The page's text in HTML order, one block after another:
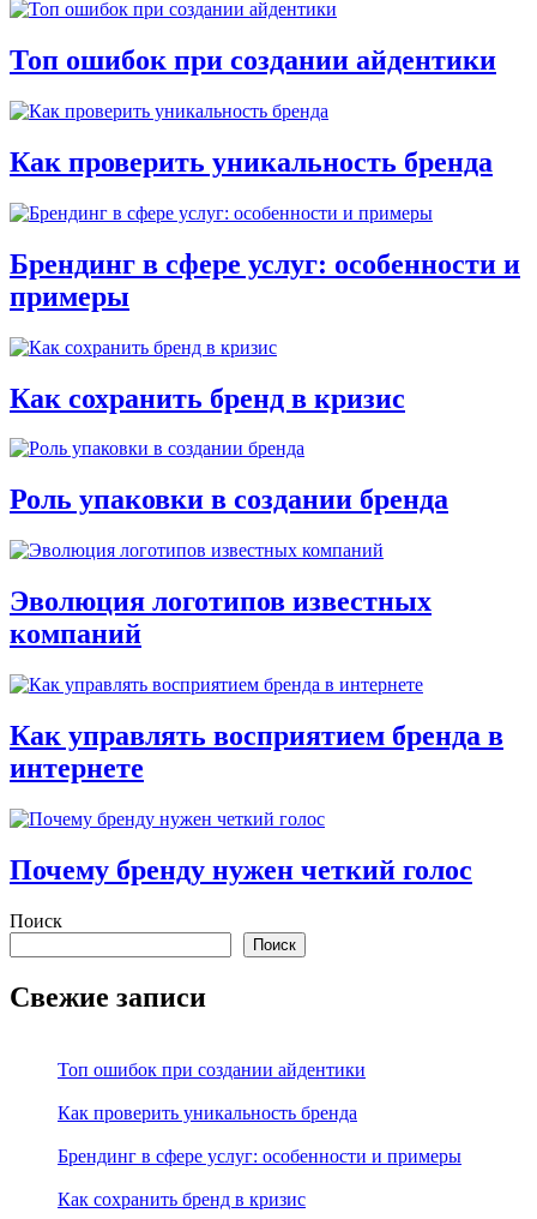
Топ ошибок при создании айдентики
Как проверить уникальность бренда
Брендинг в сфере услуг: особенности и
примеры
Как сохранить бренд в кризис
Роль упаковки в создании бренда
Эволюция логотипов известных
компаний
Как управлять восприятием бренда в
интернете
Почему бренду нужен четкий голос
Поиск
Поиск
Свежие записи
Топ ошибок при создании айдентики
Как проверить уникальность бренда
Брендинг в сфере услуг: особенности и примеры
Как сохранить бренд в кризис